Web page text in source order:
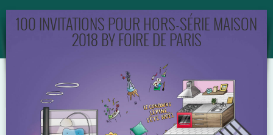
EQUIPEMENT
100 INVITATIONS POUR HORS-SÉRIE MAISON
2018 BY FOIRE DE PARIS